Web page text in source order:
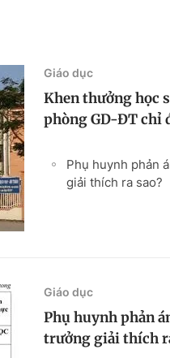
Giáo dục
Khen thưởng học
phòng GD-ĐT chỉ
Phụ huynh phản
giải thích ra sao?
Giáo dục
Phụ huynh phản
trưởng giải thích